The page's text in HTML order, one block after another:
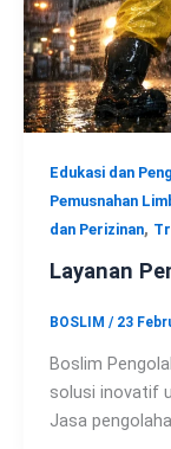
Edukasi dan
Pemusnahan
dan Perizinan,
Layanan
BOSLIM / 23
Boslim
solusi inovatif
Jasa